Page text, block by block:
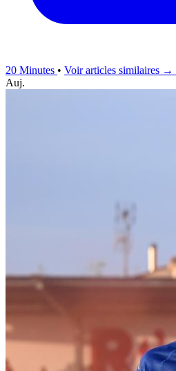
20 Minutes • Voir articles similaires →
Auj.